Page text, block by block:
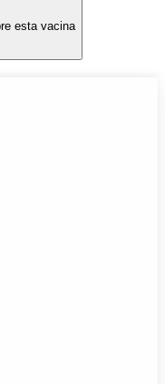
esta vacina